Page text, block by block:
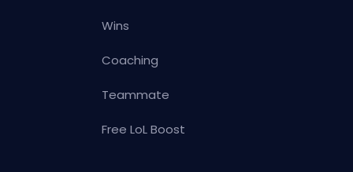
Wins
Coaching
Teammate
Free LoL Boost